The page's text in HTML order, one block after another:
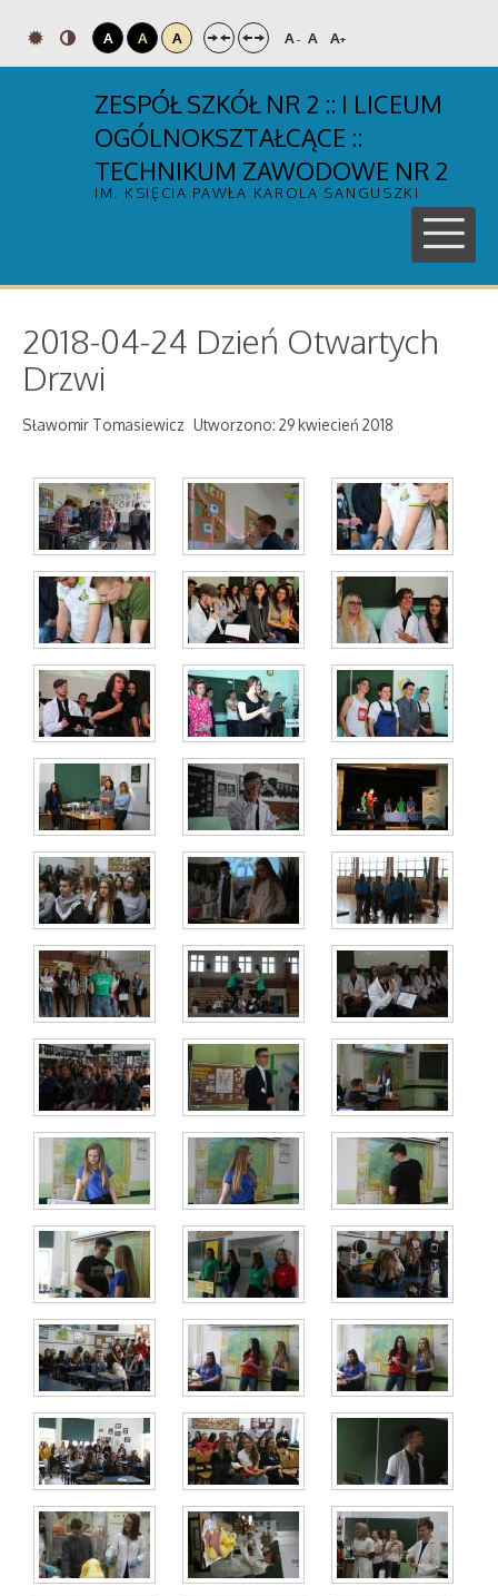
A A A A- A A+
ZESPÓŁ SZKÓŁ NR 2 :: I LICEUM
OGÓLNOKSZTAŁCĄCE ::
TECHNIKUM ZAWODOWE NR 2
IM. KSIĘCIA PAWŁA KAROLA SANGUSZKI
2018-04-24 Dzień Otwartych
Drzwi
Sławomir Tomasiewicz Utworzono: 29 kwiecień 2018